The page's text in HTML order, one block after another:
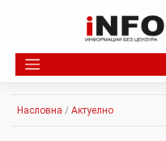
Насловна / Актуелно